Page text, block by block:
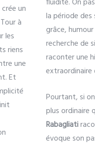
un
à
les
riens
une
Et
fluidité. On
la période
grâce,
recherche de
raconter une
extraordinaire
Pourtant, si
plus ordinaire
Rabagliati
évoque son